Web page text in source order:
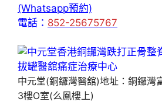
(Whatsapp預約)
電話： 852-25675767
中元堂(銅鑼灣醫舘)地址：銅鑼灣
3樓O室(么鳳樓上)